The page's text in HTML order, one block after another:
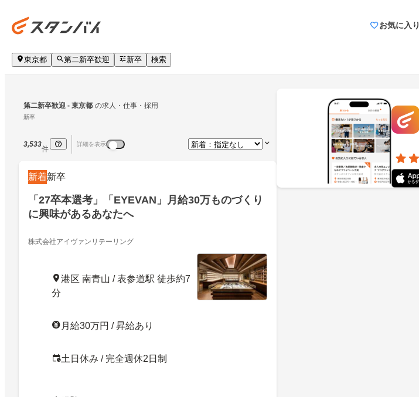
お気に入り
東京都 第二新卒歓迎 新卒 検索
第二新卒歓迎 - 東京都 の求人・仕事・採用
新卒
3,533
件
詳細を表示
新着新卒
「27卒本選考」「EYEVAN」月給30万ものづくり
に興味があるあなたへ
株式会社アイヴァンリテーリング
港区 南青山 / 表参道駅 徒歩約7
分
月給30万円 / 昇給あり
土日休み / 完全週休2日制